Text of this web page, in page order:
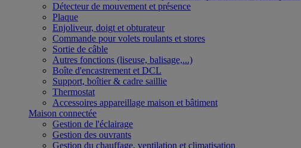
Détecteur de mouvement et présence
Plaque
Enjoliveur, doigt et obturateur
Commande pour volets roulants et stores
Sortie de câble
Autres fonctions (liseuse, balisage,...)
Boîte d'encastrement et DCL
Support, boîtier & cadre saillie
Thermostat
Accessoires appareillage maison et bâtiment
Maison connectée
Gestion de l'éclairage
Gestion des ouvrants
Gestion du chauffage, ventilation et climatisation